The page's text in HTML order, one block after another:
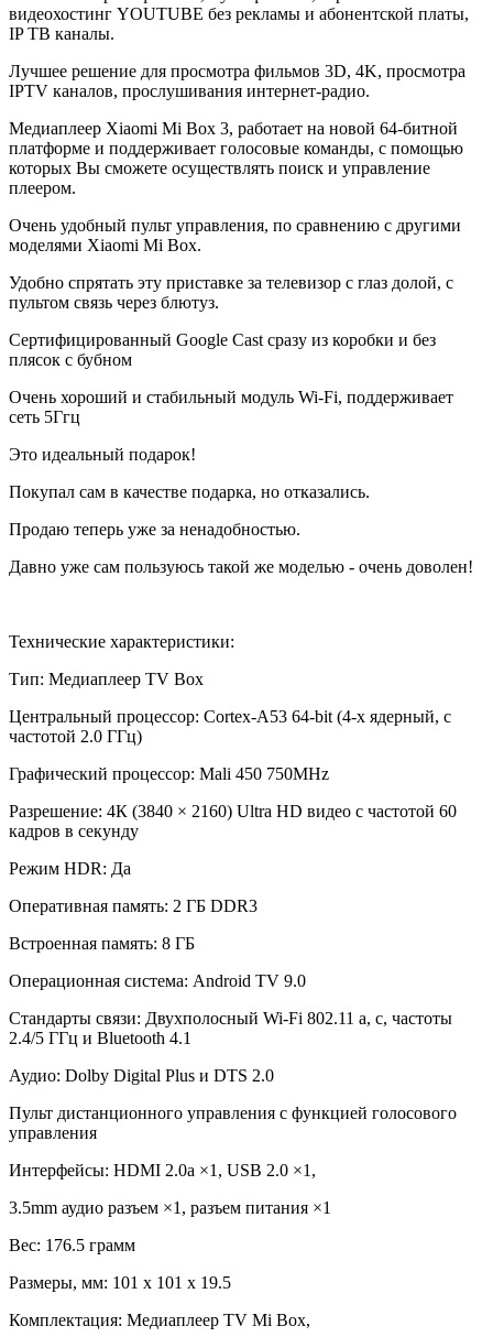
видеохостинг YOUTUBE без рекламы и абонентской платы,
IP ТВ каналы.
Лучшее решение для просмотра фильмов 3D, 4K, просмотра
IPTV каналов, прослушивания интернет-радио.
Медиаплеер Xiaomi Mi Box 3, работает на новой 64-битной
платформе и поддерживает голосовые команды, с помощью
которых Вы сможете осуществлять поиск и управление
плеером.
Очень удобный пульт управления, по сравнению с другими
моделями Xiaomi Mi Box.
Удобно спрятать эту приставке за телевизор с глаз долой, с
пультом связь через блютуз.
Сертифицированный Google Cast сразу из коробки и без
плясок с бубном
Очень хороший и стабильный модуль Wi-Fi, поддерживает
сеть 5Ггц
Это идеальный подарок!
Покупал сам в качестве подарка, но отказались.
Продаю теперь уже за ненадобностью.
Давно уже сам пользуюсь такой же моделью - очень доволен!
Технические характеристики:
Тип: Медиаплеер TV Box
Центральный процессор: Cortex-A53 64-bit (4-х ядерный, c
частотой 2.0 ГГц)
Графический процессор: Mali 450 750MHz
Разрешение: 4К (3840 × 2160) Ultra HD видео с частотой 60
кадров в секунду
Режим HDR: Да
Оперативная память: 2 ГБ DDR3
Встроенная память: 8 ГБ
Операционная система: Android TV 9.0
Стандарты связи: Двухполосный Wi-Fi 802.11 a, c, частоты
2.4/5 ГГц и Bluetooth 4.1
Аудио: Dolby Digital Plus и DTS 2.0
Пульт дистанционного управления с функцией голосового
управления
Интерфейсы: HDMI 2.0a ×1, USB 2.0 ×1,
3.5mm аудио разъем ×1, разъем питания ×1
Вес: 176.5 грамм
Размеры, мм: 101 x 101 x 19.5
Комплектация: Медиаплеер TV Mi Box,